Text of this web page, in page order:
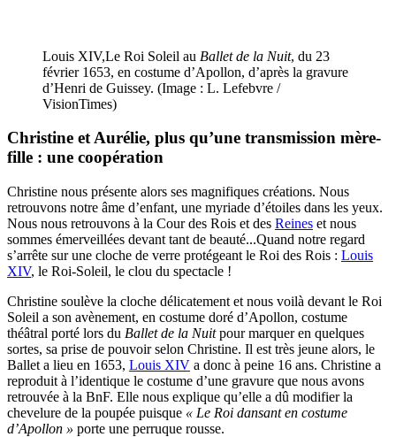
Louis XIV,Le Roi Soleil au Ballet de la Nuit, du 23
février 1653, en costume d’Apollon, d’après la gravure
d’Henri de Guissey. (Image : L. Lefebvre /
VisionTimes)
Christine et Aurélie, plus qu’une transmission mère-
fille : une coopération
Christine nous présente alors ses magnifiques créations. Nous
retrouvons notre âme d’enfant, une myriade d’étoiles dans les yeux.
Nous nous retrouvons à la Cour des Rois et des Reines et nous
sommes émerveillées devant tant de beauté...Quand notre regard
s’arrête sur une cloche de verre protégeant le Roi des Rois : Louis
XIV, le Roi-Soleil, le clou du spectacle !
Christine soulève la cloche délicatement et nous voilà devant le Roi
Soleil a son avènement, en costume doré d’Apollon, costume
théâtral porté lors du Ballet de la Nuitpour marquer en quelques
sortes, sa prise de pouvoir selon Christine. Il est très jeune alors, le
Ballet a lieu en 1653, Louis XIV a donc à peine 16 ans. Christine a
reproduit à l’identique le costume d’une gravure que nous avons
retrouvée à la BnF. Elle nous explique qu’elle a dû modifier la
chevelure de la poupée puisque « Le Roi dansant en costume
d’Apollon » porte une perruque rousse.